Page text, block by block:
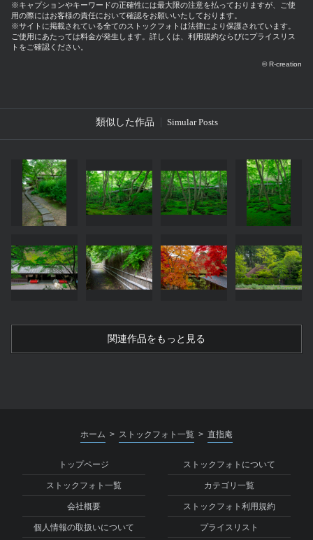
※キャプションやキーワードの正確性には最大限の注意を払っておりますが、ご使
用の際にはお客様の責任において確認をお願いいたしております。
※サイトに掲載されている全てのストックフォトは法律により保護されています。
ご使用にあたっては料金が発生します。詳しくは、利用規約ならびにプライスリス
トをご確認ください。
© R-creation
類似した作品 Simular Posts
関連作品をもっと見る
ホーム > ストックフォト一覧 > 直指庵
トップページ ストックフォトについて
ストックフォト一覧 カテゴリ一覧
会社概要 ストックフォト利用規約
個人情報の取扱いについて プライスリスト